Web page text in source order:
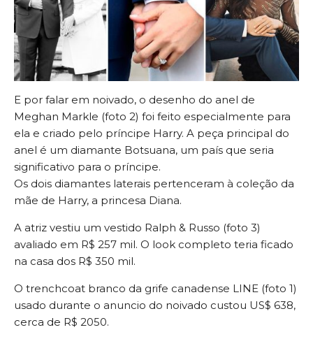
E por falar em noivado, o desenho do anel de
Meghan Markle (foto 2) foi feito especialmente para
ela e criado pelo príncipe Harry. A peça principal do
anel é um diamante Botsuana, um país que seria
significativo para o príncipe.
Os dois diamantes laterais pertenceram à coleção da
mãe de Harry, a princesa Diana.
A atriz vestiu um vestido Ralph & Russo (foto 3)
avaliado em R$ 257 mil. O look completo teria ficado
na casa dos R$ 350 mil.
O trenchcoat branco da grife canadense LINE (foto 1)
usado durante o anuncio do noivado custou US$ 638,
cerca de R$ 2050.